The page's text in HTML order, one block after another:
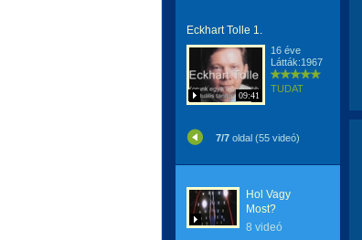
Eckhart Tolle 1.
09:41
16 éve
Látták:1967
TUDAT
7/7 oldal (55 videó)
Hol Vagy
Most?
8 videó